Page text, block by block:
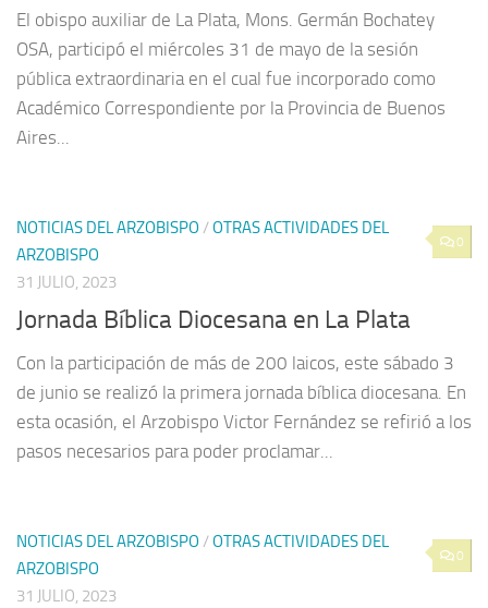
El obispo auxiliar de La Plata, Mons. Germán Bochatey
OSA, participó el miércoles 31 de mayo de la sesión
pública extraordinaria en el cual fue incorporado como
Académico Correspondiente por la Provincia de Buenos
Aires...
0
NOTICIAS DEL ARZOBISPO /OTRAS ACTIVIDADES DEL
ARZOBISPO
31 JULIO, 2023
Jornada Bíblica Diocesana en La Plata
Con la participación de más de 200 laicos, este sábado 3
de junio se realizó la primera jornada bíblica diocesana. En
esta ocasión, el Arzobispo Victor Fernández se refirió a los
pasos necesarios para poder proclamar...
0
NOTICIAS DEL ARZOBISPO /OTRAS ACTIVIDADES DEL
ARZOBISPO
31 JULIO, 2023